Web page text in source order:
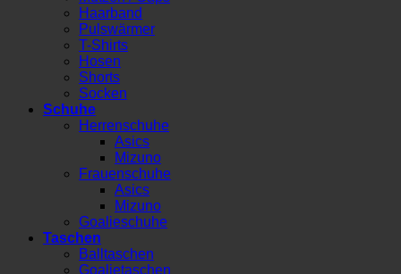
Haarband
Pulswärmer
T-Shirts
Hosen
Shorts
Socken
Schuhe
Herrenschuhe
Asics
Mizuno
Frauenschuhe
Asics
Mizuno
Goalieschuhe
Taschen
Balltaschen
Goalietaschen